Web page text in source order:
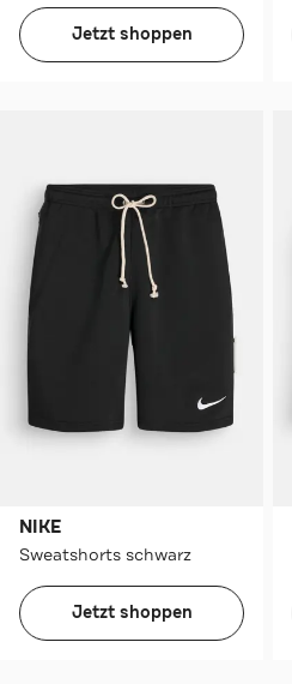
Jetzt shoppen
NIKE
Sweatshorts schwarz
Jetzt shoppen